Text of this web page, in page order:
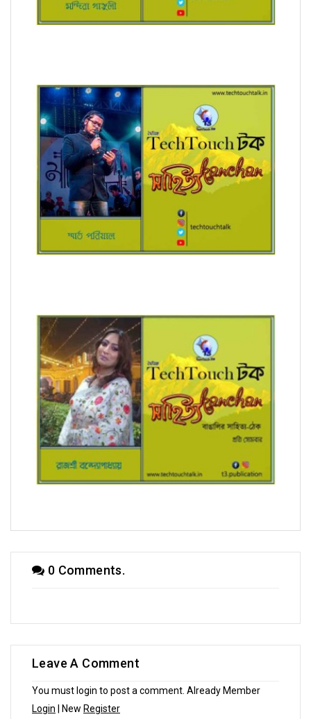
0 Comments.
Leave A Comment
You must login to post a comment. Already Member
Login | New Register